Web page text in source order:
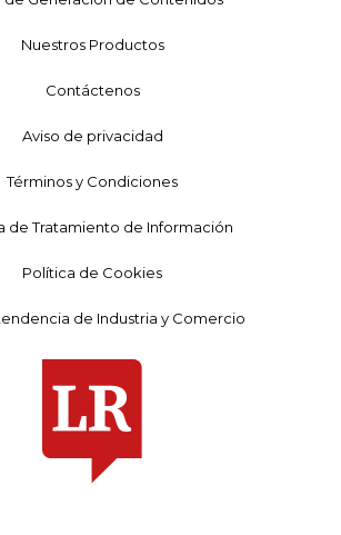
Nuestros Productos
Contáctenos
Aviso de privacidad
Términos y Condiciones
de Tratamiento de Información
Política de Cookies
de Industria y Comercio